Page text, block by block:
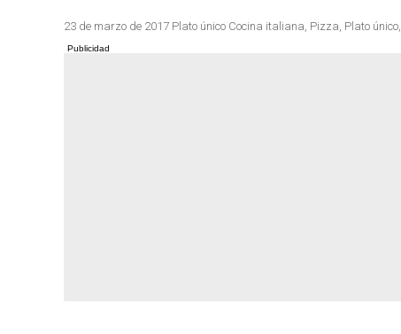
Cocina de invierno
con calabaza
Publicado
el
23 de marzo de 2017 Categorías
Plato único Etiquetas
Cocina italiana, Pizza, Plato único,